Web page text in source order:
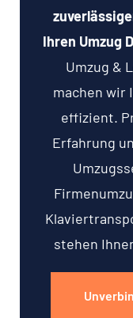
Ihren Umzug
Umzug &
machen wir
effizient.
Erfahrung
stehen